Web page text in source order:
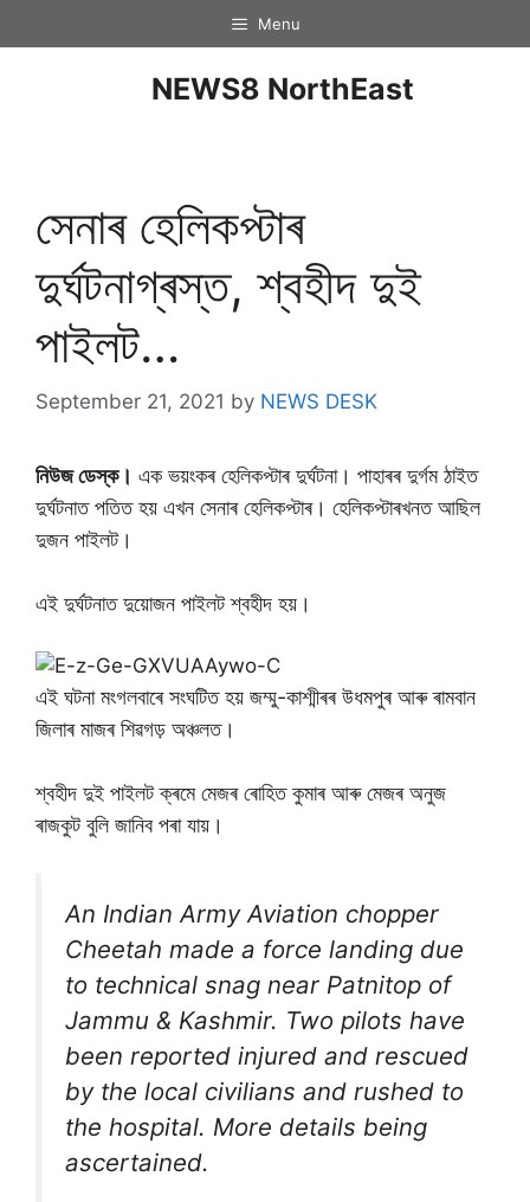
Menu
NEWS8 NorthEast
সেনাৰ হেলিকপ্টাৰ
দুৰ্ঘটনাগ্ৰস্ত, শ্বহীদ দুই
পাইলট…
September 21, 2021 by NEWS DESK
নিউজ ডেস্ক। এক ভয়ংকৰ হেলিকপ্টাৰ দুৰ্ঘটনা। পাহাৰৰ দুৰ্গম ঠাইত
দুৰ্ঘটনাত পতিত হয় এখন সেনাৰ হেলিকপ্টাৰ। হেলিকপ্টাৰখনত আছিল
দুজন পাইলট।
এই দুৰ্ঘটনাত দুয়োজন পাইলট শ্বহীদ হয়।
এই ঘটনা মংগলবাৰে সংঘটিত হয় জম্মু-কাশ্মীৰৰ উধমপুৰ আৰু ৰামবান
জিলাৰ মাজৰ শিৱগড় অঞ্চলত।
শ্বহীদ দুই পাইলট ক্ৰমে মেজৰ ৰোহিত কুমাৰ আৰু মেজৰ অনুজ
ৰাজকুট বুলি জানিব পৰা যায়।
An Indian Army Aviation chopper
Cheetah made a force landing due
to technical snag near Patnitop of
Jammu & Kashmir. Two pilots have
been reported injured and rescued
by the local civilians and rushed to
the hospital. More details being
ascertained.